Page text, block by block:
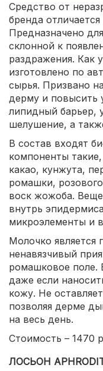
Средство от
бренда
Предназначено
склонной к
раздражения. Как
изготовлено по
сырья. Призвано
дерму и повысить
липидный барьер,
шелушение, а
В состав входят
компоненты
какао, кунжута,
ромашки,
воск жожоба.
внутрь
микроэлементы и
Молочко является
ненавязчивый
ромашковое поле.
даже если
кожу. Не
позволяя дерме
на весь день.
Стоимость – 1470
ЛОСЬОН